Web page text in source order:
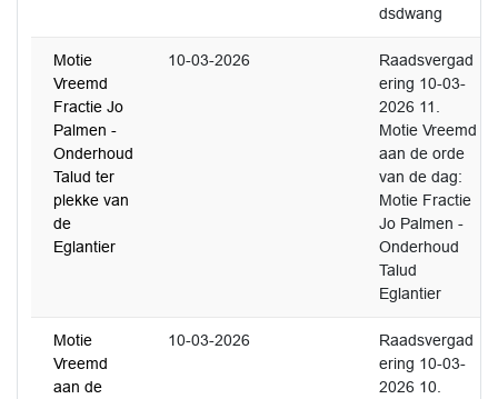
dsdwang
Motie
Vreemd
Fractie Jo
Palmen -
Onderhoud
Talud ter
plekke van
de
Eglantier
10-03-2026
Raadsvergad
ering 10-03-
2026 11.
Motie Vreemd
aan de orde
van de dag:
Motie Fractie
Jo Palmen -
Onderhoud
Talud
Eglantier
Motie
Vreemd
aan de
10-03-2026
Raadsvergad
ering 10-03-
2026 10.